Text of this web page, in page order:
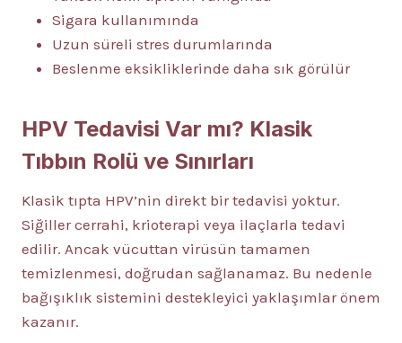
Sigara kullanımında
Uzun süreli stres durumlarında
Beslenme eksikliklerinde daha sık görülür
HPV Tedavisi Var mı? Klasik
Tıbbın Rolü ve Sınırları
Klasik tıpta HPV’nin direkt bir tedavisi yoktur.
Siğiller cerrahi, krioterapi veya ilaçlarla tedavi
edilir. Ancak vücuttan virüsün tamamen
temizlenmesi, doğrudan sağlanamaz. Bu nedenle
bağışıklık sistemini destekleyici yaklaşımlar önem
kazanır.